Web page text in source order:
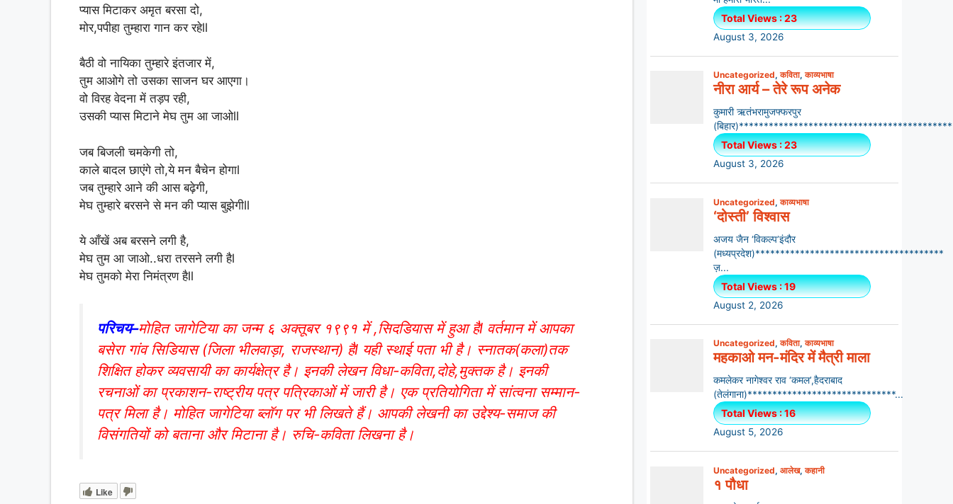
प्यास मिटाकर अमृत बरसा दो,
मोर,पपीहा तुम्हारा गान कर रहेll
बैठी वो नायिका तुम्हारे इंतजार में,
तुम आओगे तो उसका साजन घर आएगा।
वो विरह वेदना में तड़प रही,
उसकी प्यास मिटाने मेघ तुम आ जाओll
जब बिजली चमकेगी तो,
काले बादल छाएंगे तो,ये मन बैचेन होगाl
जब तुम्हारे आने की आस बढ़ेगी,
मेघ तुम्हारे बरसने से मन की प्यास बुझेगीll
ये आँखें अब बरसने लगी है,
मेघ तुम आ जाओ..धरा तरसने लगी हैl
मेघ तुमको मेरा निमंत्रण हैll
परिचय–मोहित जागेटिया का जन्म ६ अक्तूबर १९९१ में ,सिदडियास में हुआ हैl वर्तमान में आपका
बसेरा गांव सिडियास (जिला भीलवाड़ा, राजस्थान) हैl यही स्थाई पता भी है। स्नातक(कला)तक
शिक्षित होकर व्यवसायी का कार्यक्षेत्र है। इनकी लेखन विधा-कविता,दोहे,मुक्तक है। इनकी
रचनाओं का प्रकाशन-राष्ट्रीय पत्र पत्रिकाओं में जारी है। एक प्रतियोगिता में सांत्वना सम्मान-
पत्र मिला है। मोहित जागेटिया ब्लॉग पर भी लिखते हैं। आपकी लेखनी का उद्देश्य-समाज की
विसंगतियों को बताना और मिटाना है। रुचि-कविता लिखना है।
Like